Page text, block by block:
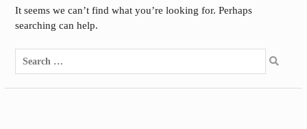
It seems we can’t find what you’re looking for. Perhaps
searching can help.
Search
for: